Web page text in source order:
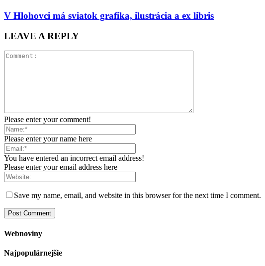
V Hlohovci má sviatok grafika, ilustrácia a ex libris
LEAVE A REPLY
Please enter your comment!
Please enter your name here
You have entered an incorrect email address!
Please enter your email address here
Save my name, email, and website in this browser for the next time I comment.
Webnoviny
Najpopulárnejšie